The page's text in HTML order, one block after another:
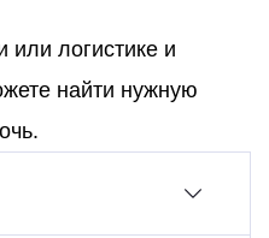
логистике и
найти нужную